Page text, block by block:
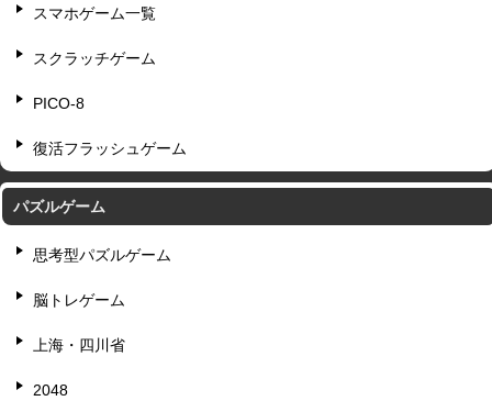
スマホゲーム一覧
スクラッチゲーム
PICO-8
復活フラッシュゲーム
パズルゲーム
思考型パズルゲーム
脳トレゲーム
上海・四川省
2048